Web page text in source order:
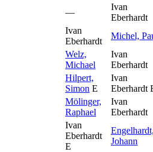
—
Ivan
Eberhardt
Ivan
Eberhardt
Michel,
Welz,
Michael
Ivan
Eberhardt
Hilpert,
Simon E
Ivan
Eberhardt
Mölinger,
Raphael
Ivan
Eberhardt
Ivan
Eberhardt
E
Johann